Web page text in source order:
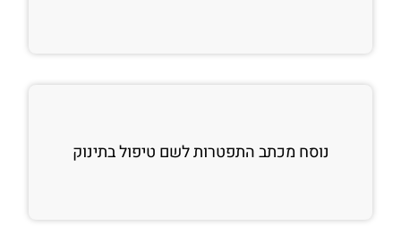
נוסח מכתב התפטרות לשם טיפול בתינוק